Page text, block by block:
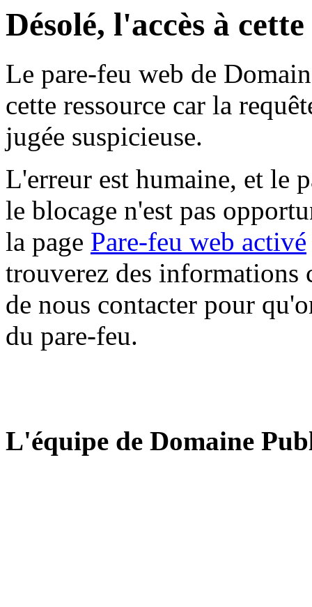
Désolé, l'accès à
Le pare-feu web de
cette ressource car la
jugée suspicieuse.
L'erreur est humaine, et le
le blocage n'est pas
la page Pare-feu web activé
trouverez des informations
de nous contacter pour
du pare-feu.
L'équipe de Domaine